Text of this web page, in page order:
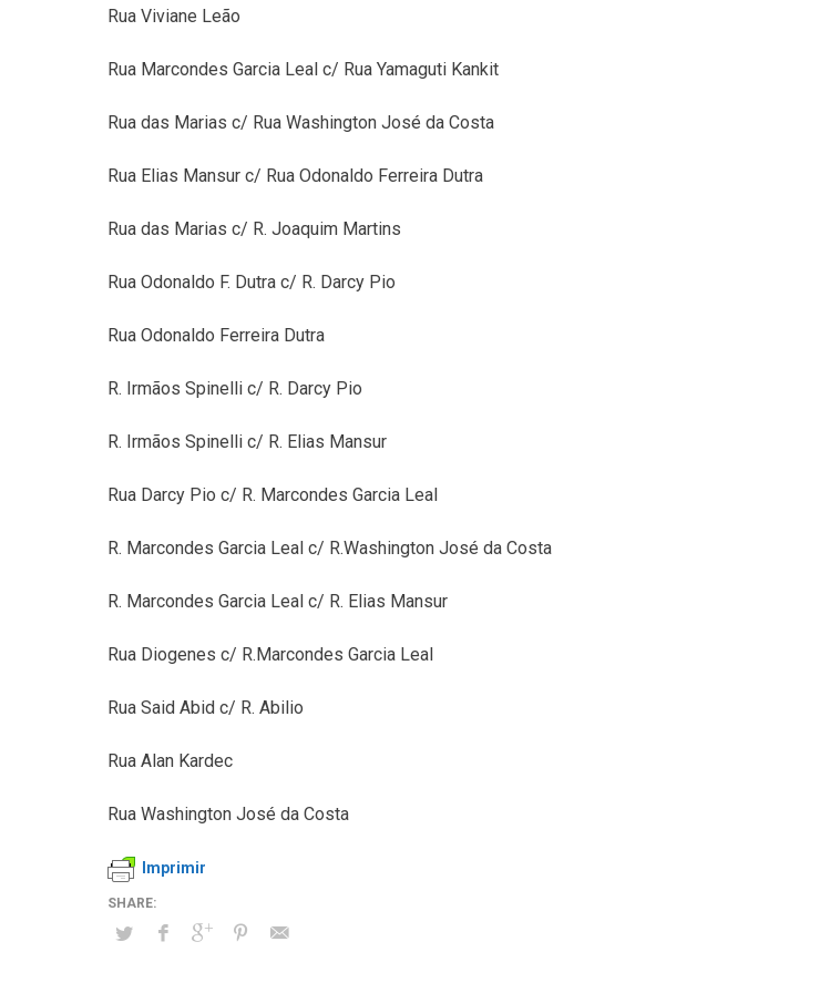
Rua Viviane Leão
Rua Marcondes Garcia Leal c/ Rua Yamaguti Kankit
Rua das Marias c/ Rua Washington José da Costa
Rua Elias Mansur c/ Rua Odonaldo Ferreira Dutra
Rua das Marias c/ R. Joaquim Martins
Rua Odonaldo F. Dutra c/ R. Darcy Pio
Rua Odonaldo Ferreira Dutra
R. Irmãos Spinelli c/ R. Darcy Pio
R. Irmãos Spinelli c/ R. Elias Mansur
Rua Darcy Pio c/ R. Marcondes Garcia Leal
R. Marcondes Garcia Leal c/ R.Washington José da Costa
R. Marcondes Garcia Leal c/ R. Elias Mansur
Rua Diogenes c/ R.Marcondes Garcia Leal
Rua Said Abid c/ R. Abilio
Rua Alan Kardec
Rua Washington José da Costa
Imprimir